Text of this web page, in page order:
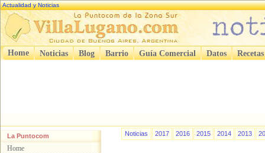
Actualidad y Noticias
Home Noticias Blog Barrio Guía Comercial Datos Recetas
La Puntocom
Home
Noticias 2017 2016 2015 2014 2013